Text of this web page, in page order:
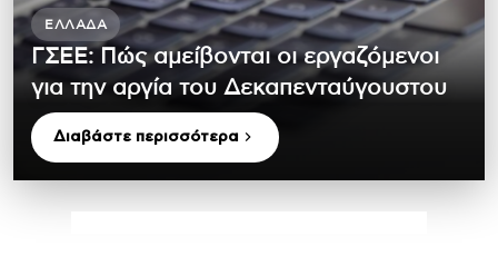
ΕΛΛΆΔΑ
ΓΣΕΕ: Πώς αμείβονται οι εργαζόμενοι
για την αργία του Δεκαπενταύγουστου
Διαβάστε περισσότερα